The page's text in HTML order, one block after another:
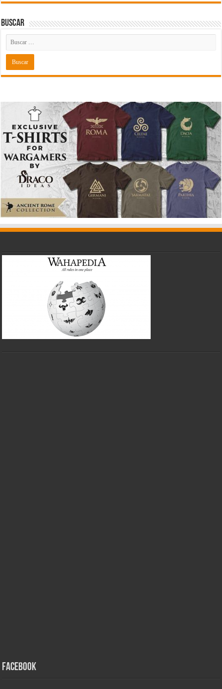
Buscar
Facebook